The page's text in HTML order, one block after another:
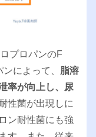
プロパンのF
によって、 脂溶
率が向上し、尿
性菌が出現しに
ン耐性菌にも強